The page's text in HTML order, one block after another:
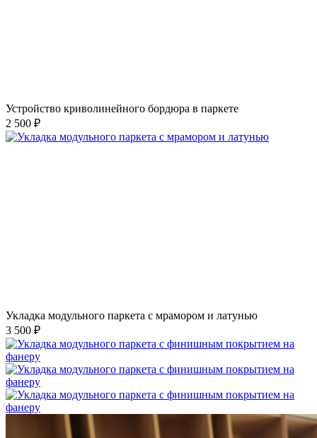
Устройство криволинейного бордюра в паркете
2 500 ₽
Укладка модульного паркета с мрамором и латунью
3 500 ₽